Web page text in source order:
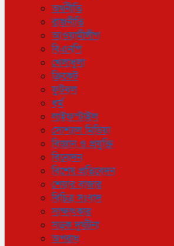
অর্থনীতি
রাজনীতি
আওয়ামীলীগ
বিএনপি
খেলাধুলা
ক্রিকেট
ফুটবল
ধর্ম
লাইফস্টাইল
সোশ্যাল মিডিয়া
বিজ্ঞান ও প্রযুক্তি
বিনোদন
বিশেষ প্রতিবেদন
শেয়ার বাজার
বিচিত্র সংবাদ
সাক্ষাৎকার
সড়ক দুর্ঘটনা
অপরাধ